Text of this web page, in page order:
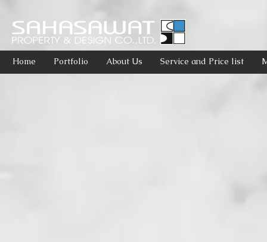
Home Portfolio About Us Service and Price list